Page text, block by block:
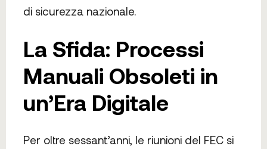
di sicurezza nazionale.
La Sfida: Processi
Manuali Obsoleti in
un’Era Digitale
Per oltre sessant’anni, le riunioni del FEC si